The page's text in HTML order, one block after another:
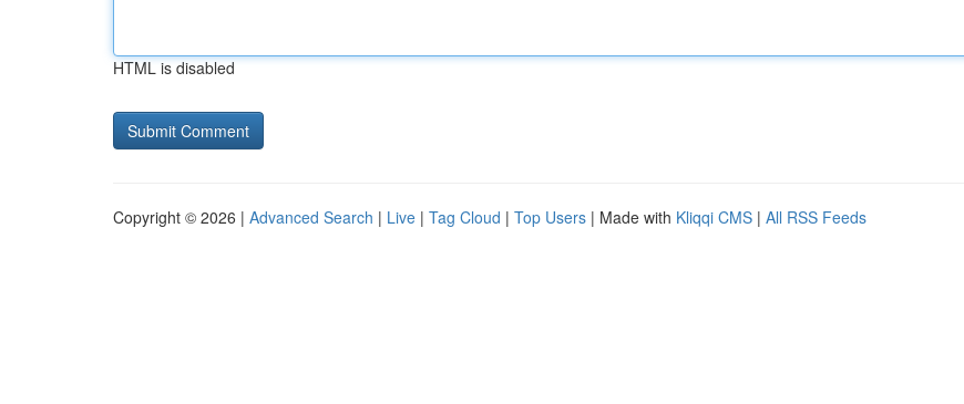
HTML is disabled
Copyright © 2026 | Advanced Search | Live | Tag Cloud | Top Users | Made with Kliqqi CMS | All RSS Feeds